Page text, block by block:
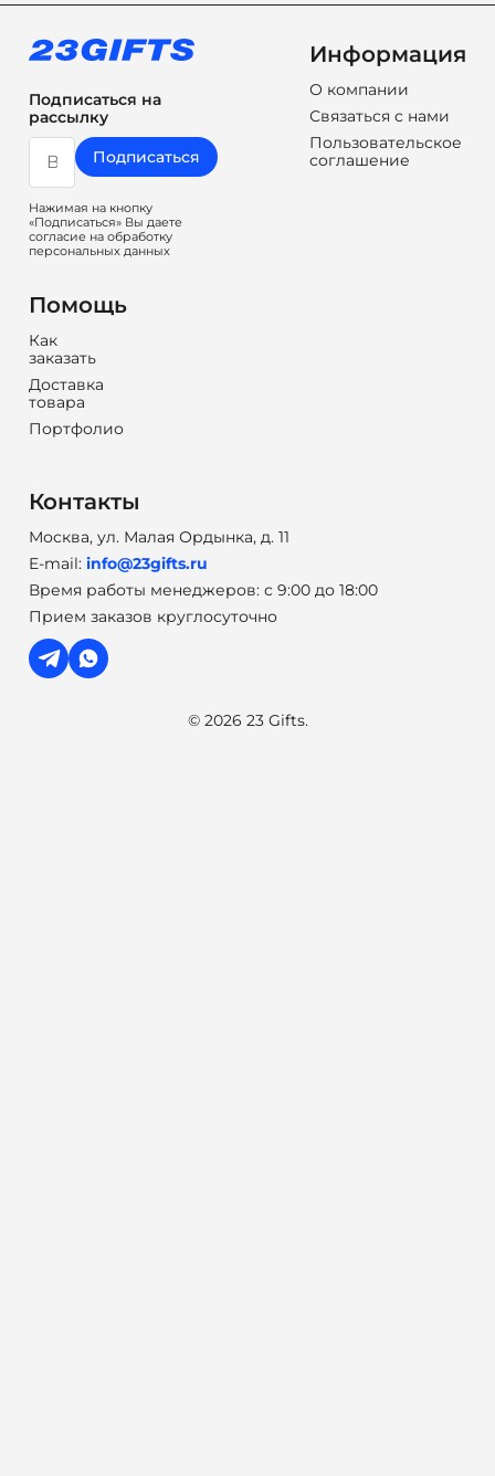
Подписаться на
рассылку
Подписаться
Нажимая на кнопку
«Подписаться» Вы даете
согласие на обработку
персональных данных
Информация
О компании
Связаться с нами
Пользовательское
соглашение
Помощь
Как
заказать
Доставка
товара
Портфолио
Контакты
Москва, ул. Малая Ордынка, д. 11
E-mail: info@23gifts.ru
Время работы менеджеров: с 9:00 до 18:00
Прием заказов круглосуточно
© 2026 23 Gifts.